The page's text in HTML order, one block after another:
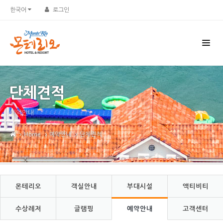
한국어 로그인
단체견적
예약안내
Home 예약안내 단체견적
몬테리오 객실안내 부대시설 액티비티
수상레저 글램핑 예약안내 고객센터
Sketchbook5, 스케치북5